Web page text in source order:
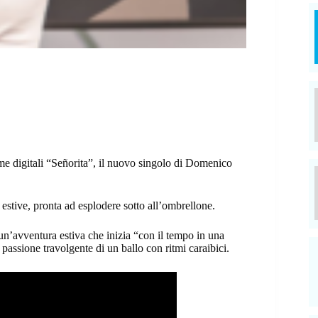
digitali “Señorita”, il nuovo singolo di Domenico
pronta ad esplodere sotto all’ombrellone.
estiva che inizia “con il tempo in una
travolgente di un ballo con ritmi caraibici.